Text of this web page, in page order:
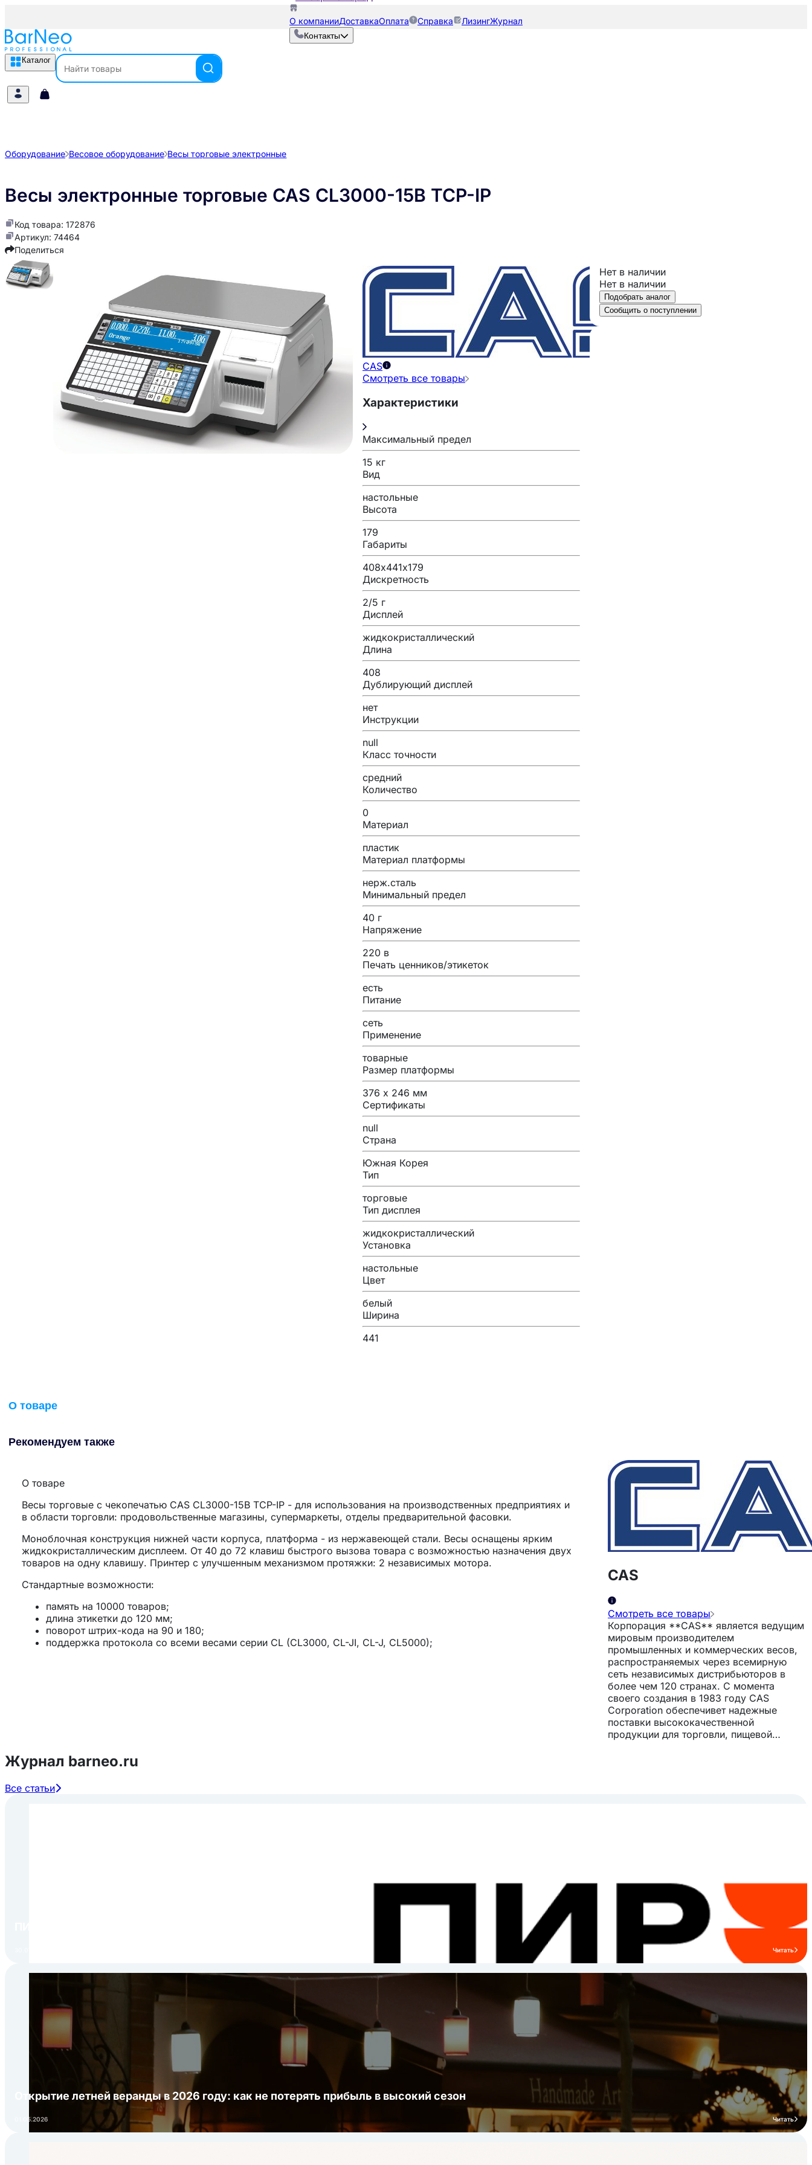
О компанииДоставкаОплата Справка ЛизингЖурнал
Контакты
Каталог
Оборудование Весовое оборудование Весы торговые электронные
Весы электронные торговые CAS CL3000-15B TCP-IP
Код товара: 172876
Артикул: 74464
Поделиться
CAS
Смотреть все товары
Характеристики
Максимальный предел
15 кг
Вид
настольные
Высота
179
Габариты
408х441х179
Дискретность
2/5 г
Дисплей
жидкокристаллический
Длина
408
Дублирующий дисплей
нет
Инструкции
null
Класс точности
средний
Количество
0
Материал
пластик
Материал платформы
нерж.сталь
Минимальный предел
40 г
Напряжение
220 в
Печать ценников/этикеток
есть
Питание
сеть
Применение
товарные
Размер платформы
376 х 246 мм
Сертификаты
null
Страна
Южная Корея
Тип
торговые
Тип дисплея
жидкокристаллический
Установка
настольные
Цвет
белый
Ширина
441
Нет в наличии
Нет в наличии
Подобрать аналог
Сообщить о поступлении
О товаре
Рекомендуем также
О товаре
Весы торговые с чекопечатью CAS CL3000-15B TCP-IP - для использования на производственных предприятиях и
в области торговли: продовольственные магазины, супермаркеты, отделы предварительной фасовки.
Моноблочная конструкция нижней части корпуса, платформа - из нержавеющей стали. Весы оснащены ярким
жидкокристаллическим дисплеем. От 40 до 72 клавиш быстрого вызова товара с возможностью назначения двух
товаров на одну клавишу. Принтер с улучшенным механизмом протяжки: 2 независимых мотора.
Стандартные возможности:
память на 10000 товаров;
длина этикетки до 120 мм;
поворот штрих-кода на 90 и 180;
поддержка протокола со всеми весами серии CL (CL3000, CL-JI, CL-J, CL5000);
Наибольший предел взвешивания - 6/15 кг.
Минимальная нагрузка - 40 г.
Максимальная выборка массы тары (кг) - до 50% макс.
CAS
Смотреть все товары
Корпорация **CAS** является ведущим
мировым производителем
промышленных и коммерческих весов,
распространяемых через всемирную
сеть независимых дистрибьюторов в
более чем 120 странах. С момента
своего создания в 1983 году CAS
Corporation обеспечивет надежные
поставки высококачественной
продукции для торговли, пищевой
бестселлерами в своём сегменте.
Журнал barneo.ru
Все статьи
Читать
Открытие летней веранды в 2026 году: как не потерять прибыль в высокий сезон
01.05.2026 Читать